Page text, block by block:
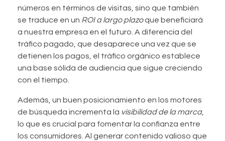
números en términos de visitas, sino que también
se traduce en un ROI a largo plazoque beneficiará
a nuestra empresa en el futuro. A diferencia del
tráfico pagado, que desaparece una vez que se
detienen los pagos, el tráfico orgánico establece
una base sólida de audiencia que sigue creciendo
con el tiempo.
Además, un buen posicionamiento en los motores
de búsqueda incrementa la visibilidad de la marca,
lo que es crucial para fomentar la confianza entre
los consumidores. Al generar contenido valioso que